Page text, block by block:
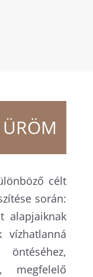
ÜRÖM
célt
során:
alapjaiknak
vízhatlanná
megfelelő